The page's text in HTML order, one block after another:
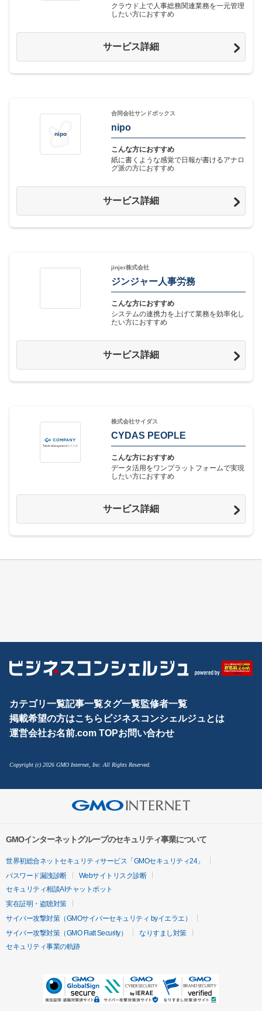
クラウド上で人事総務関連業務を一元管理
したい方におすすめ
サービス詳細
nipo
合同会社サンドボックス
nipo
こんな方におすすめ
紙に書くような感覚で日報が書けるアナロ
グ派の方におすすめ
サービス詳細
jinjer株式会社
ジンジャー人事労務
こんな方におすすめ
システムの連携力を上げて業務を効率化し
たい方におすすめ
サービス詳細
株式会社サイダス
CYDAS PEOPLE
こんな方におすすめ
データ活用をワンプラットフォームで実現
したい方におすすめ
サービス詳細
カテゴリ一覧記事一覧タグ一覧監修者一覧
掲載希望の方はこちら ビジネスコンシェルジュとは
運営会社お名前.com TOPお問い合わせ
Copyright (c) 2026 GMO Internet, Inc. All Rights Reserved.
GMOインターネットグループのセキュリティ事業について
世界初総合ネットセキュリティサービス「GMOセキュリティ24」
パスワード漏洩診断
Webサイトリスク診断
セキュリティ相談AIチャットボット
実在証明・盗聴対策
サイバー攻撃対策（GMOサイバーセキュリティ byイエラエ）
サイバー攻撃対策（GMO Flatt Security）
なりすまし対策
セキュリティ事業の軌跡